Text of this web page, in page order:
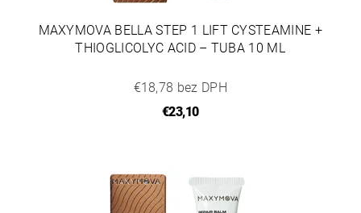
MAXYMOVA BELLA STEP 1 LIFT CYSTEAMINE +
THIOGLICOLYC ACID – TUBA 10 ML
€18,78 bez DPH
€23,10